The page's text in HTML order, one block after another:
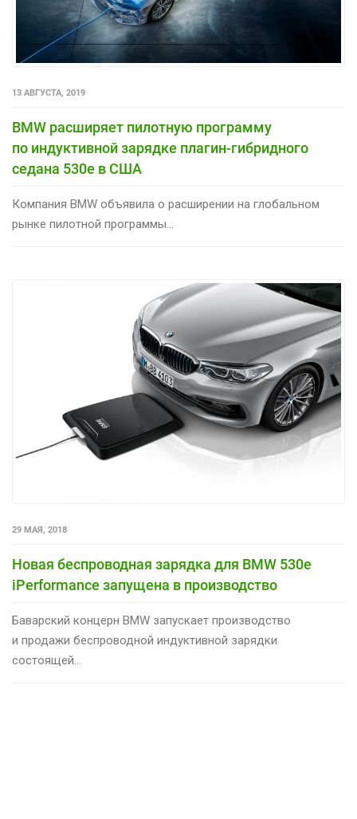
13 АВГУСТА, 2019
BMW расширяет пилотную программу
по индуктивной зарядке плагин-гибридного
седана 530e в США
Компания BMW объявила о расширении на глобальном
рынке пилотной программы...
29 МАЯ, 2018
Новая беспроводная зарядка для BMW 530e
iPerformance запущена в производство
Баварский концерн BMW запускает производство
и продажи беспроводной индуктивной зарядки
состоящей...